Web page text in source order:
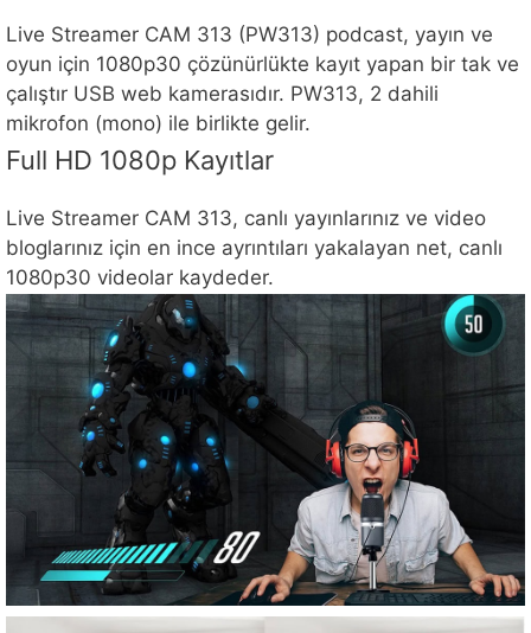
Live Streamer CAM 313 (PW313) podcast, yayın ve
oyun için 1080p30 çözünürlükte kayıt yapan bir tak ve
çalıştır USB web kamerasıdır. PW313, 2 dahili
mikrofon (mono) ile birlikte gelir.
Full HD 1080p Kayıtlar
Live Streamer CAM 313, canlı yayınlarınız ve video
bloglarınız için en ince ayrıntıları yakalayan net, canlı
1080p30 videolar kaydeder.